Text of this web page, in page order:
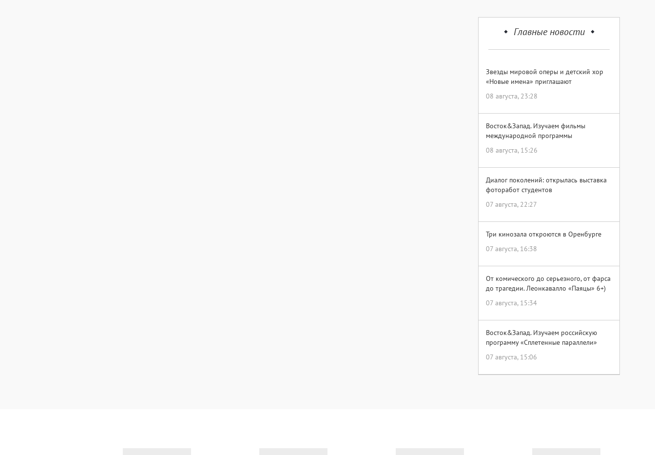
Главные новости
Звезды мировой оперы и детский хор
«Новые имена» приглашают
08 августа, 23:28
Восток&Запад. Изучаем фильмы
международной программы
08 августа, 15:26
Диалог поколений: открылась выставка
фоторабот студентов
07 августа, 22:27
Три кинозала откроются в Оренбурге
07 августа, 16:38
От комического до серьезного, от фарса
до трагедии. Леонкавалло «Паяцы» 6+)
07 августа, 15:34
Восток&Запад. Изучаем российскую
программу «Сплетенные параллели»
07 августа, 15:06